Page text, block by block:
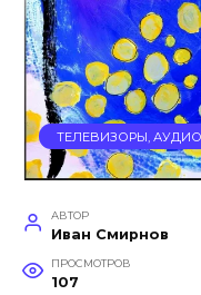
ТЕЛЕВИЗОРЫ,
АВТОР
Иван Смирнов
ПРОСМОТРОВ
107